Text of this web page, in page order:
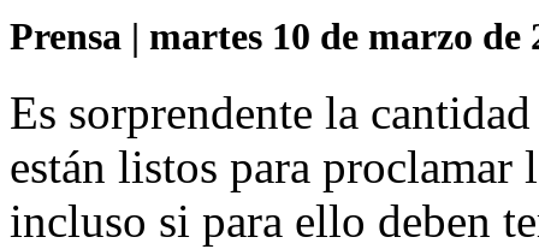
Prensa | martes 10 de marzo de
Es sorprendente la
están listos para
incluso si para ello deben